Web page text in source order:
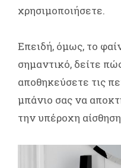
χρησιμοποιήσετε.
Επειδή, όμως, το
σημαντικό, δείτε
αποθηκεύσετε τις
μπάνιο σας να
την υπέροχη